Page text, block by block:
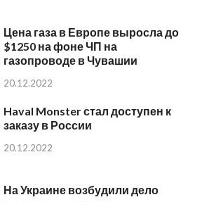
Цена газа в Европе выросла до
$1250 на фоне ЧП на
газопроводе в Чувашии
20.12.2022
Haval Monster стал доступен к
заказу в России
20.12.2022
На Украине возбудили дело